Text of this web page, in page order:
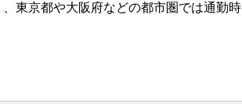
東京都や大阪府などの都市圏では通勤時